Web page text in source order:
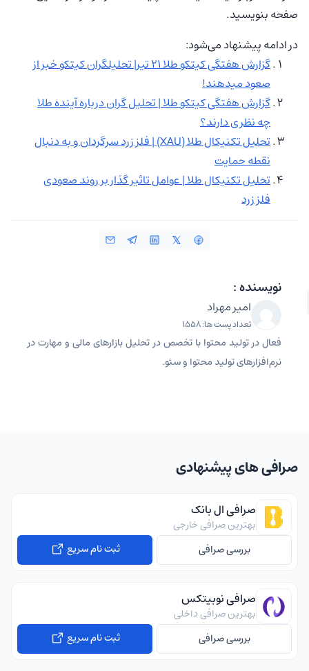
صفحه بنویسید.
در ادامه پیشنهاد می‌شود:
گزارش هفتگی کیتکو طلا ۲۱ تیر| تحلیلگران کیتکو خبر از
صعود میدهند!
گزارش هفتگی کیتکو طلا | تحلیل گران درباره آینده طلا
چه نظری دارند؟
تحلیل تکنیکال طلا (XAU) | فلز زرد سرگردان و به دنبال
نقطه حمایت
تحلیل تکنیکال طلا | عوامل تاثیر گذار بر روند صعودی
فلز زرد
نویسنده :
امیر مهراد
تعداد پست ها: 1558
فعال در تولید محتوا با تخصص در تحلیل بازارهای مالی و مهارت در
نرم‌افزارهای تولید محتوا و سئو.
صرافی های پیشنهادی
صرافی ال بانک
بهترین صرافی خارجی
بررسی صرافی
ثبت نام سریع
صرافی نوبیتکس
بهترین صرافی داخلی
بررسی صرافی
ثبت نام سریع